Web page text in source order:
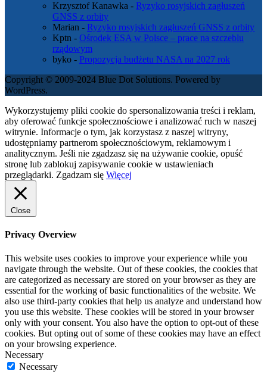
Krzysztof Kanawka - Ryzyko rosyjskich zagłuszeń
GNSS z orbity
Marian - Ryzyko rosyjskich zagłuszeń GNSS z orbity
Kptn - Ośrodek ESA w Polsce – prace na szczeblu
rządowym
byko - Propozycja budżetu NASA na 2027 rok
Copyright © 2009-2024 Blue Dot Solutions. Powered by
WordPress.
Wykorzystujemy pliki cookie do spersonalizowania treści i reklam,
aby oferować funkcje społecznościowe i analizować ruch w naszej
witrynie. Informacje o tym, jak korzystasz z naszej witryny,
udostępniamy partnerom społecznościowym, reklamowym i
analitycznym. Jeśli nie zgadzasz się na używanie cookie, opuść
stronę lub zablokuj zapisywanie cookie w ustawieniach
przeglądarki. Zgadzam się Więcej
Close
Privacy Overview
This website uses cookies to improve your experience while you
navigate through the website. Out of these cookies, the cookies that
are categorized as necessary are stored on your browser as they are
essential for the working of basic functionalities of the website. We
also use third-party cookies that help us analyze and understand how
you use this website. These cookies will be stored in your browser
only with your consent. You also have the option to opt-out of these
cookies. But opting out of some of these cookies may have an effect
on your browsing experience.
Necessary
Necessary